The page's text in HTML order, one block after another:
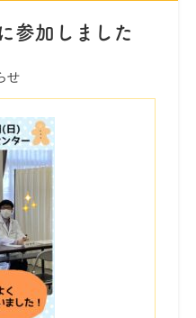
参加しました
せ